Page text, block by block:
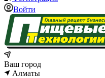
Войти
Ваш город
Алматы